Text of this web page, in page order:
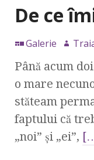
De ce
Galerie
Până acum
o mare
stăteam
faptului că
„noi” şi „ei”,